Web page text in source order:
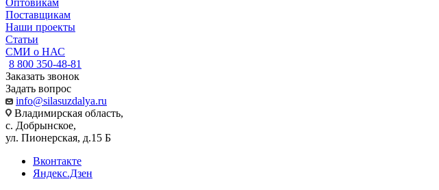
Оптовикам
Поставщикам
Наши проекты
Статьи
СМИ о НАС
8 800 350-48-81
Заказать звонок
Задать вопрос
info@silasuzdalya.ru
Владимирская область,
с. Добрынское,
ул. Пионерская, д.15 Б
Вконтакте
Яндекс.Дзен